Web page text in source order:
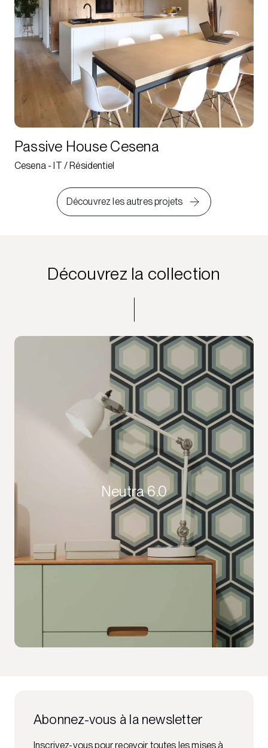
Passive House Cesena
Cesena - IT / Résidentiel
Découvrez les autres projets
Découvrez la collection
Neutra 6.0
Abonnez-vous à la newsletter
Inscrivez-vous pour recevoir toutes les mises à